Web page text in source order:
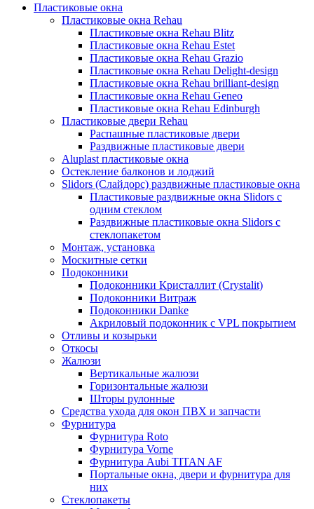
Пластиковые окна
Пластиковые окна Rehau
Пластиковые окна Rehau Blitz
Пластиковые окна Rehau Estet
Пластиковые окна Rehau Grazio
Пластиковые окна Rehau Delight-design
Пластиковые окна Rehau brilliant-design
Пластиковые окна Rehau Geneo
Пластиковые окна Rehau Edinburgh
Пластиковые двери Rehau
Распашные пластиковые двери
Раздвижные пластиковые двери
Aluplast пластиковые окна
Остекление балконов и лоджий
Slidors (Слайдорс) раздвижные пластиковые окна
Пластиковые раздвижные окна Slidors с
одним стеклом
Раздвижные пластиковые окна Slidors с
стеклопакетом
Монтаж, установка
Москитные сетки
Подоконники
Подоконники Кристаллит (Crystalit)
Подоконники Витраж
Подоконники Danke
Акриловый подоконник с VPL покрытием
Отливы и козырьки
Откосы
Жалюзи
Вертикальные жалюзи
Горизонтальные жалюзи
Шторы рулонные
Средства ухода для окон ПВХ и запчасти
Фурнитура
Фурнитура Roto
Фурнитура Vorne
Фурнитура Aubi TITAN AF
Портальные окна, двери и фурнитура для
них
Стеклопакеты